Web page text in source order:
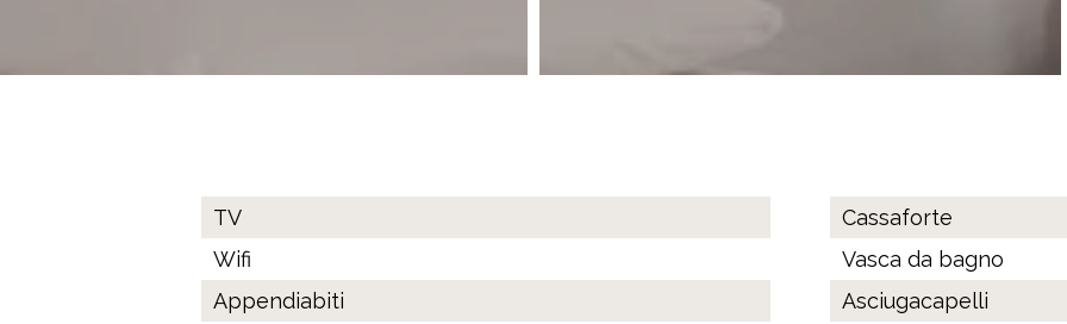
TV
Wifi
Appendiabiti
Cassaforte
Vasca da bagno
Asciugacapelli